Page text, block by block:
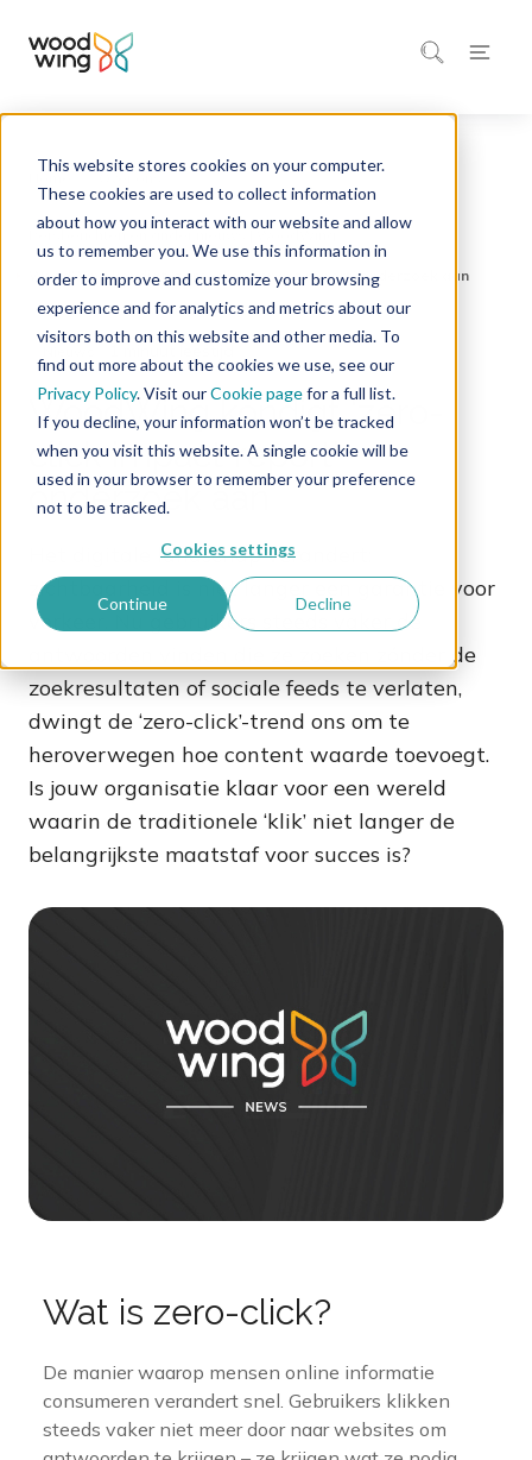
This website stores cookies on your computer.
These cookies are used to collect information
about how you interact with our website and allow
us to remember you. We use this information in
order to improve and customize your browsing
experience and for analytics and metrics about our
visitors both on this website and other media. To
find out more about the cookies we use, see our
Privacy Policy. Visit ourCookie pagefor a full list.
If you decline, your information won’t be tracked
when you visit this website. A single cookie will be
used in your browser to remember your preference
not to be tracked.
Cookies settings
Continue Decline
Persberichten en ander nieuws | WoodWing
WoodWing kondigt ‘zero-
click impact report’
onderzoek aan
Het digitale landschap verandert:
zichtbaarheid is niet langer een garantie voor
verkeer. Nu gebruikers steeds vaker de
antwoorden vinden die ze zoeken zónder de
zoekresultaten of sociale feeds te verlaten,
dwingt de ‘zero-click’-trend ons om te
heroverwegen hoe content waarde toevoegt.
Is jouw organisatie klaar voor een wereld
waarin de traditionele ‘klik’ niet langer de
belangrijkste maatstaf voor succes is?
Wat is zero-click?
De manier waarop mensen online informatie
consumeren verandert snel. Gebruikers klikken
steeds vaker niet meer door naar websites om